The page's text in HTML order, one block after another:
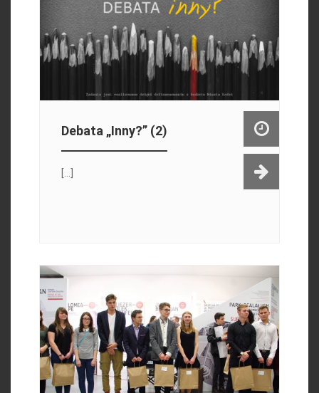
Debata „Inny?” (2)